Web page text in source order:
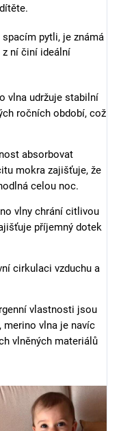
pytli, je známá
ní činí ideální
vlna udržuje stabilní
ročních období, což
absorbovat
mokra zajišťuje, že
celou noc.
vlny chrání citlivou
příjemný dotek
cirkulaci vzduchu a
vlastnosti jsou
vlna je navíc
vlněných materiálů